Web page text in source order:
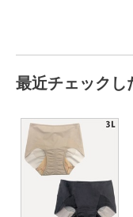
最近チェックし